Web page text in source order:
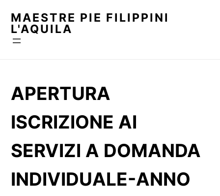
contenuto
MAESTRE PIE FILIPPINI
L'AQUILA
APERTURA
ISCRIZIONE AI
SERVIZI A DOMANDA
INDIVIDUALE-ANNO